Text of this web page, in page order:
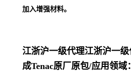
加入增强材料。
江浙沪一级代理江浙沪一
成Tenac原厂原包/应用领域：